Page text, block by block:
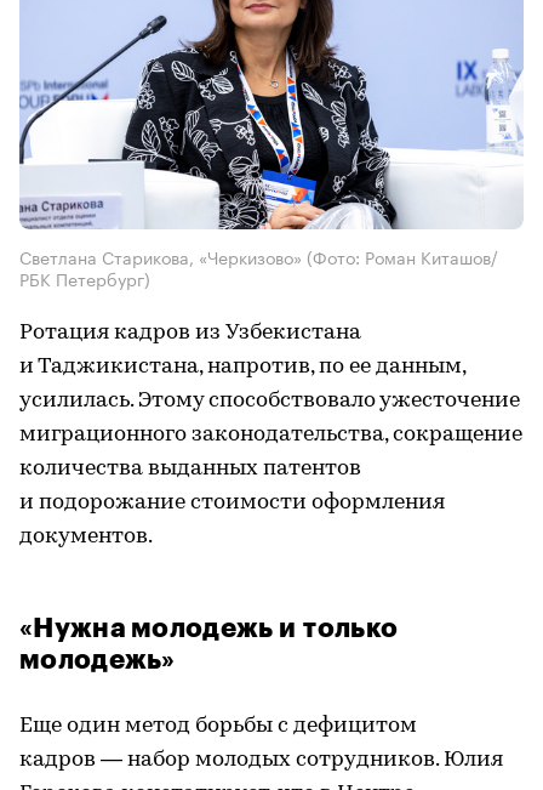
Светлана Старикова, «Черкизово» (Фото: Роман Киташов/
РБК Петербург)
Ротация кадров из Узбекистана
и Таджикистана, напротив, по ее данным,
усилилась. Этому способствовало ужесточение
миграционного законодательства, сокращение
количества выданных патентов
и подорожание стоимости оформления
документов.
«Нужна молодежь и только
молодежь»
Еще один метод борьбы с дефицитом
кадров — набор молодых сотрудников. Юлия